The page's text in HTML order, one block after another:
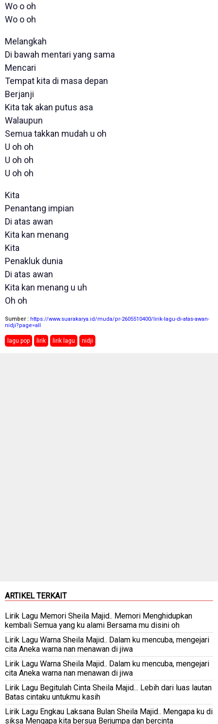
Wo o oh
Wo o oh
Melangkah
Di bawah mentari yang sama
Mencari
Tempat kita di masa depan
Berjanji
Kita tak akan putus asa
Walaupun
Semua takkan mudah u oh
U oh oh
U oh oh
U oh oh
Kita
Penantang impian
Di atas awan
Kita kan menang
Kita
Penakluk dunia
Di atas awan
Kita kan menang u uh
Oh oh
Sumber : https://www.suarakarya.id/muda/pr-2605510400/lirik-lagu-di-atas-awan-
nidji?page=all
lagu pop lirik lirik lagu nidji
ARTIKEL TERKAIT
Lirik Lagu Memori Sheila Majid.. Memori Menghidupkan
kembali Semua yang ku alami Bersama mu disini oh
Lirik Lagu Warna Sheila Majid.. Dalam ku mencuba, mengejari
cita Aneka warna nan menawan di jiwa
Lirik Lagu Warna Sheila Majid.. Dalam ku mencuba, mengejari
cita Aneka warna nan menawan di jiwa
Lirik Lagu Begitulah Cinta Sheila Majid... Lebih dari luas lautan
Batas cintaku untukmu kasih
Lirik Lagu Engkau Laksana Bulan Sheila Majid.. Mengapa ku di
siksa Mengapa kita bersua Berjumpa dan bercinta